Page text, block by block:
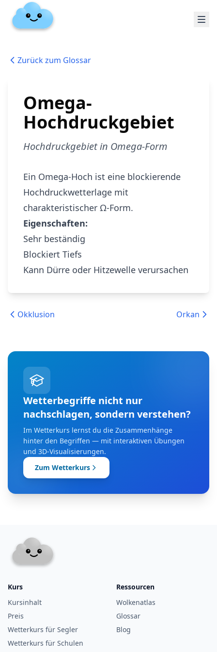
Zurück zum Glossar
Omega-
Hochdruckgebiet
Hochdruckgebiet in Omega-Form
Ein Omega-Hoch ist eine blockierende
Hochdruckwetterlage mit
charakteristischer Ω-Form.
Eigenschaften:
Sehr beständig
Blockiert Tiefs
Kann Dürre oder Hitzewelle verursachen
Okklusion Orkan
Wetterbegriffe nicht nur
nachschlagen, sondern verstehen?
Im Wetterkurs lernst du die Zusammenhänge
hinter den Begriffen — mit interaktiven Übungen
und 3D-Visualisierungen.
Zum Wetterkurs
Kurs
Kursinhalt
Preis
Wetterkurs für Segler
Wetterkurs für Schulen
Ressourcen
Wolkenatlas
Glossar
Blog